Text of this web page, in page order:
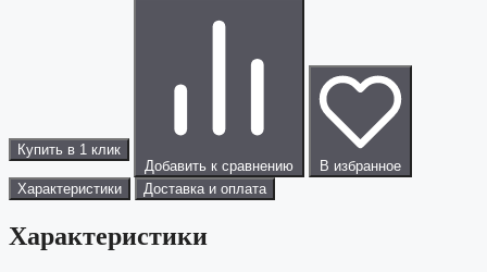
Купить в 1 клик
Добавить к сравнению
В избранное
Характеристики
Доставка и оплата
Характеристики